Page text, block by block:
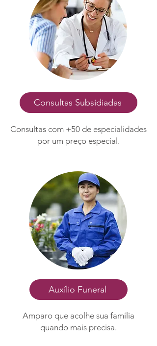
Consultas Subsidiadas
Consultas com +50 de especialidades
por um preço especial.
Auxílio Funeral
Amparo que acolhe sua família
quando mais precisa.